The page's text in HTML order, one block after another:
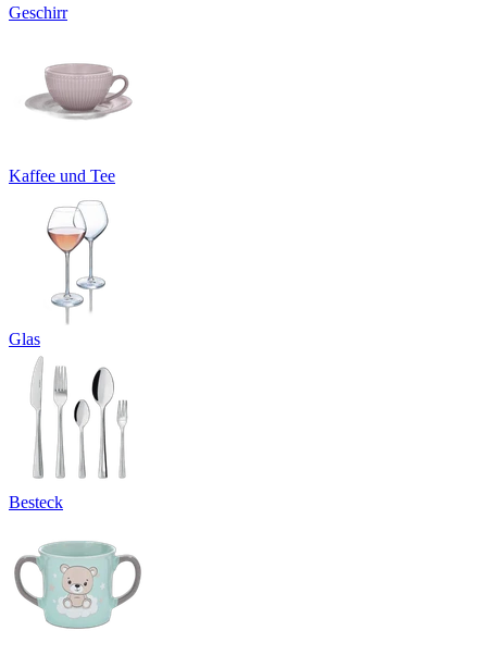
Geschirr
Kaffee und Tee
Glas
Besteck